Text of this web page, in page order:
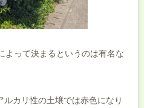
よって決まるというのは有名な
ルカリ性の土壌では赤色になり